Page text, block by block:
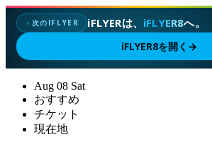
✦次のIFLYER iFLYERは、 iFLYER8へ。
iFLYER8を開く →
Aug 08 Sat
おすすめ
チケット
現在地